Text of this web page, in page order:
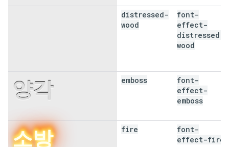
distressed-
wood
font-
effect-
distressed-
wood
양각 emboss
font-
effect-
emboss
소방 fire
font-
effect-fire